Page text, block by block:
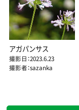
アガパンサス
撮影日：2023.6.23
撮影者：sazanka